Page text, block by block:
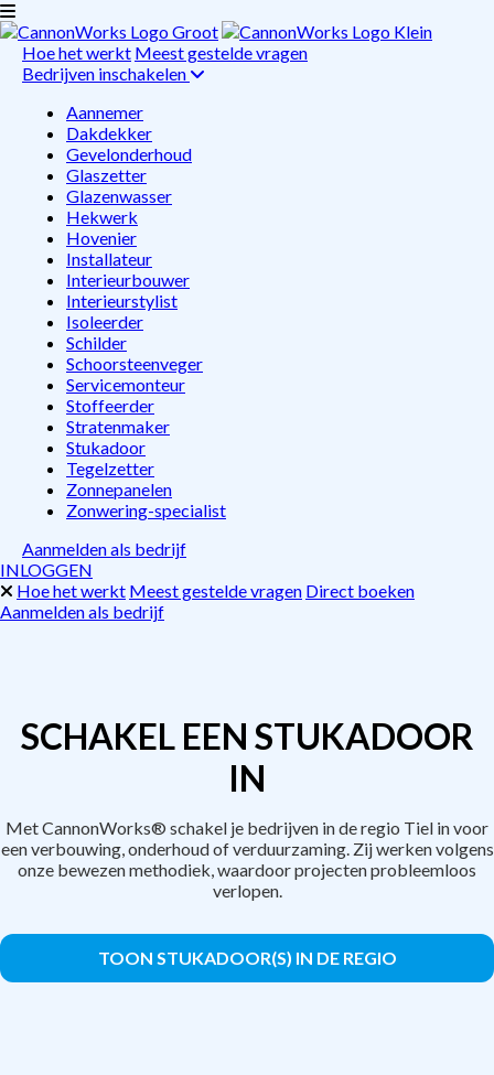
Hoe het werkt Meest gestelde vragen
Bedrijven inschakelen
Aannemer
Dakdekker
Gevelonderhoud
Glaszetter
Glazenwasser
Hekwerk
Hovenier
Installateur
Interieurbouwer
Interieurstylist
Isoleerder
Schilder
Schoorsteenveger
Servicemonteur
Stoffeerder
Stratenmaker
Stukadoor
Tegelzetter
Zonnepanelen
Zonwering-specialist
Aanmelden als bedrijf
INLOGGEN
Hoe het werkt Meest gestelde vragen Direct boeken
Aanmelden als bedrijf
SCHAKEL EEN STUKADOOR
IN
Met CannonWorks® schakel je bedrijven in de regio Tiel in voor
een verbouwing, onderhoud of verduurzaming. Zij werken volgens
onze bewezen methodiek, waardoor projecten probleemloos
verlopen.
TOON STUKADOOR(S) IN DE REGIO